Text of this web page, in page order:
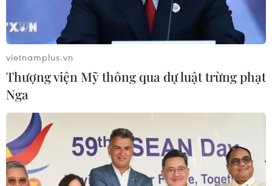
Xem thêm
CƠ QUAN CHỦ QUẢN: THÔNG TẤN XÃ VIỆT NAM
Tổng Biên tập: TRẦN TIẾN DUẨN
Phó Tổng Biên tập: NGUYỄN THỊ TÁM, KHÚC THANH
THỦY
vietnamplus.vn
Thượng viện Mỹ thông qua dự luật trừng phạt
Nga